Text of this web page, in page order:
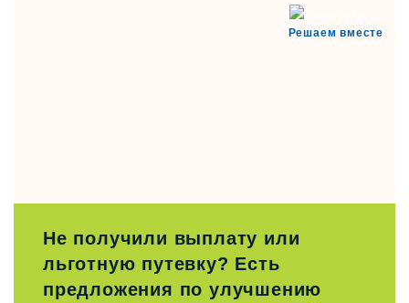
Решаем вместе
Не получили выплату или
льготную путевку? Есть
предложения по улучшению